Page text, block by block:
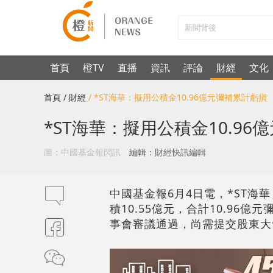
首頁 橙TV 直播 資訊 評論 財經 文化
首頁 / 財經 / *ST海華：擬用公積金10.96億元彌補累計虧損
*ST海華：擬用公積金10.96
圖：中國基金報閃訊 編輯：財經快訊編輯
中國基金報6月4日電，*ST海
積10.55億元，合計10.96億元
事會審議通過，尚需提交股東